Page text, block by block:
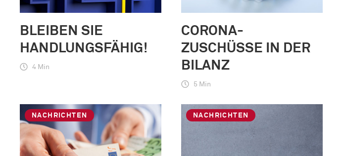
BLEIBEN SIE
HANDLUNGSFÄHIG!
4 Min
CORONA-
ZUSCHÜSSE IN DER
BILANZ
5 Min
NACHRICHTEN NACHRICHTEN